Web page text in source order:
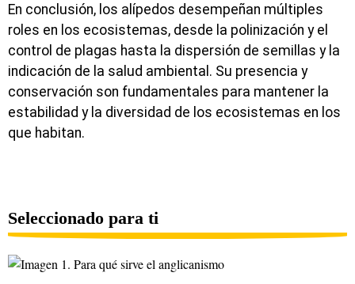
En conclusión, los alípedos desempeñan múltiples
roles en los ecosistemas, desde la polinización y el
control de plagas hasta la dispersión de semillas y la
indicación de la salud ambiental. Su presencia y
conservación son fundamentales para mantener la
estabilidad y la diversidad de los ecosistemas en los
que habitan.
Seleccionado para ti